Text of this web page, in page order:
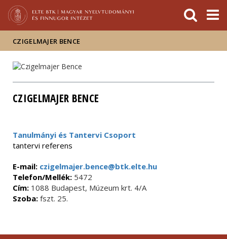
Hírek
Események
ELTE a
sajtóban
CZIGELMAJER BENCE
CZIGELMAJER BENCE
Tanulmányi és Tantervi Csoport
tantervi referens
E-mail: czigelmajer.bence@btk.elte.hu
Telefon/Mellék: 5472
Cím: 1088 Budapest, Múzeum krt. 4/A
Szoba: fszt. 25.